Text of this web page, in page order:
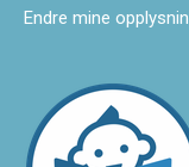
Endre mine